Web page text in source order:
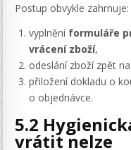
Postup obvykle zahrnuje:
vyplnění formuláře
vrácení zboží,
odeslání zboží zpět
přiložení dokladu o
o objednávce.
5.2
vrátit nelze